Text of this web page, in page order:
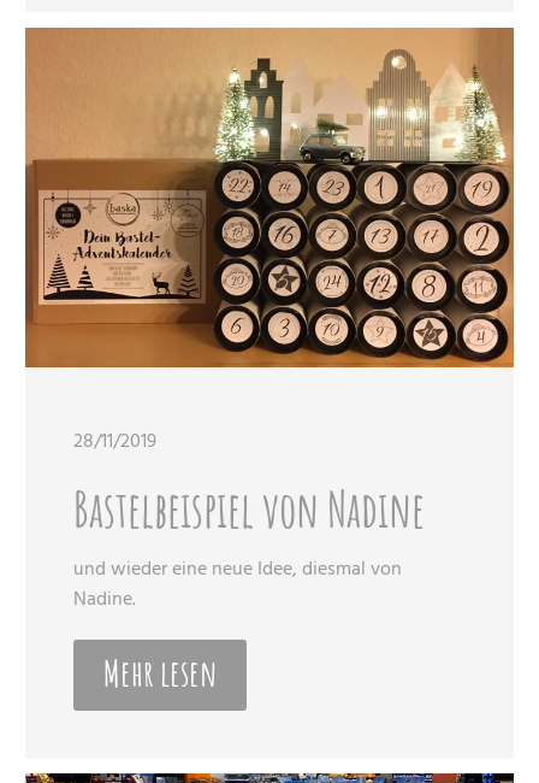
28/11/2019
Bastelbeispiel von Nadine
und wieder eine neue Idee, diesmal von
Nadine.
Mehr lesen